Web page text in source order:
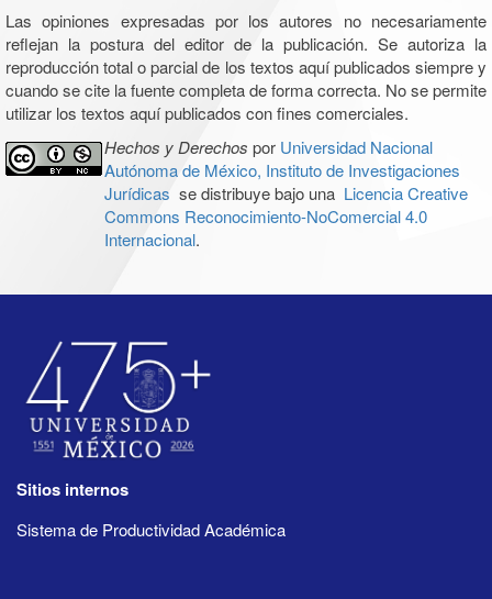
Las opiniones expresadas por los autores no necesariamente
reflejan la postura del editor de la publicación. Se autoriza la
reproducción total o parcial de los textos aquí publicados siempre y
cuando se cite la fuente completa de forma correcta. No se permite
utilizar los textos aquí publicados con fines comerciales.
Hechos y Derechos por Universidad Nacional
Autónoma de México, Instituto de Investigaciones
Jurídicas se distribuye bajo una Licencia Creative
Commons Reconocimiento-NoComercial 4.0
Internacional.
Sitios internos
Sistema de Productividad Académica